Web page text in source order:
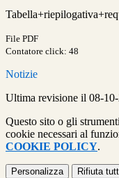
File PDF
Contatore click: 48
Notizie
Ultima revisione il 08-
Questo sito o gli
cookie necessari al
COOKIE POLICY.
Personalizza Rifiuta